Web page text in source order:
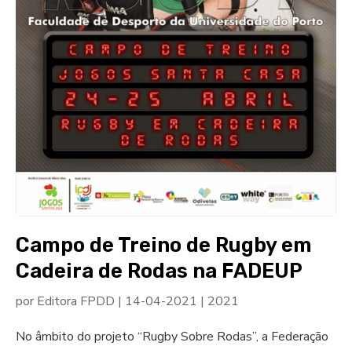
Campo de Treino de Rugby em
Cadeira de Rodas na FADEUP
por Editora FPDD | 14-04-2021 | 2021
No âmbito do projeto “Rugby Sobre Rodas”, a Federação